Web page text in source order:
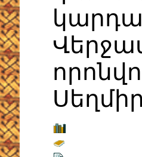
Սեղմիր